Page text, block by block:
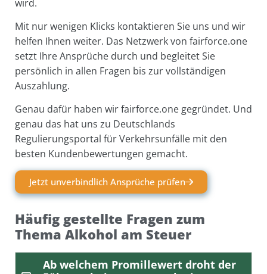
wird.
Mit nur wenigen Klicks kontaktieren Sie uns und wir
helfen Ihnen weiter. Das Netzwerk von fairforce.one
setzt Ihre Ansprüche durch und begleitet Sie
persönlich in allen Fragen bis zur vollständigen
Auszahlung.
Genau dafür haben wir fairforce.one gegründet. Und
genau das hat uns zu Deutschlands
Regulierungsportal für Verkehrsunfälle mit den
besten Kundenbewertungen gemacht.
Jetzt unverbindlich Ansprüche prüfen
Häufig gestellte Fragen zum
Thema Alkohol am Steuer
Ab welchem Promillewert droht der